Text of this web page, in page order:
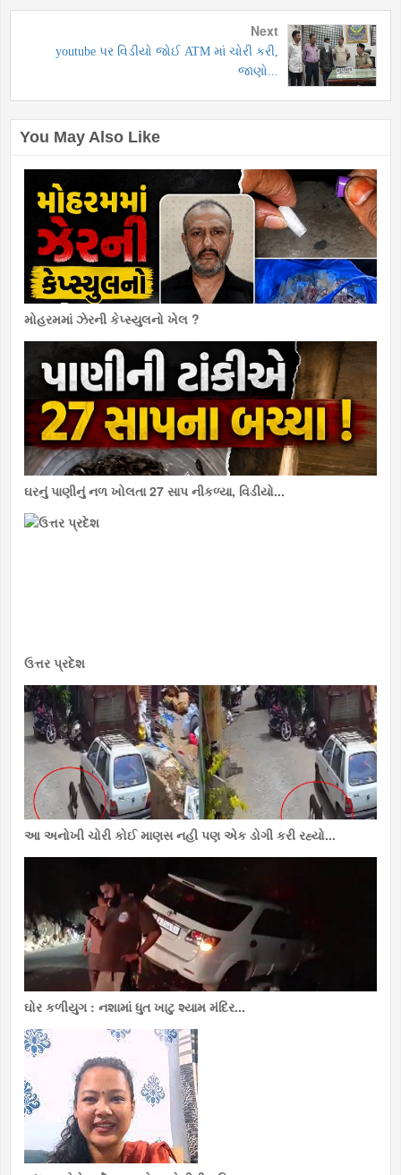
Next
youtube પર વિડીયો જોઈ ATM માં ચોરી કરી,
જાણો...
You May Also Like
મોહરમમાં ઝેરની કેપ્સ્યુલનો ખેલ ?
ઘરનું પાણીનું નળ ખોલતા 27 સાપ નીકળ્યા, વિડીયો...
ઉત્તર પ્રદેશ
આ અનોખી ચોરી કોઈ માણસ નહી પણ એક ડોગી કરી રહ્યો...
ઘોર કળીયુગ : નશામાં ધુત ખાટુ શ્યામ મંદિર...